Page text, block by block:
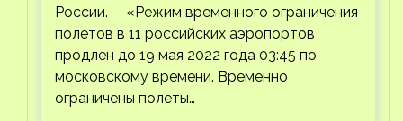
России. «Режим временного ограничения
полетов в 11 российских аэропортов
продлен до 19 мая 2022 года 03:45 по
московскому времени. Временно
ограничены полеты…